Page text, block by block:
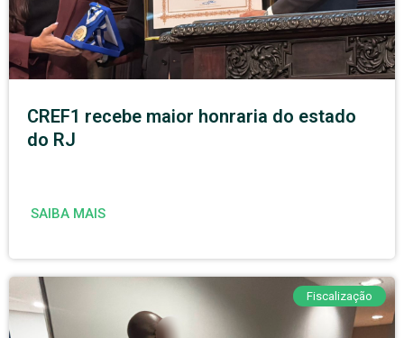
CREF1 recebe maior honraria do estado
do RJ
SAIBA MAIS
Fiscalização